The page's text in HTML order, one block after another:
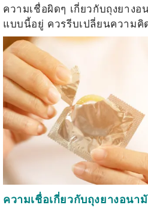
ความเชื่อผิดๆ เกี่ยวกับถุงยาง
แบบนี้อยู่ ควรรีบเปลี่ยนความ
ความเชื่อเกี่ยวกับถุงยางอน